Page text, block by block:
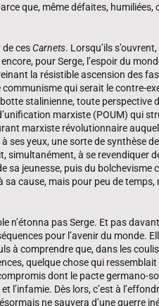
que, même défaites, humiliées,
de cesCarnets. Lorsqu’ils
pour Serge, l’espoir du
la résistible ascension des
qui serait le contre-
stalinienne, toute perspective
marxiste (POUM) qui
marxiste révolutionnaire
ses yeux, une sorte de synthèse
simultanément, à se revendiquer
sa jeunesse, puis du bolchevisme
cause, mais pour peu de temps,
n’étonna pas Serge. Et pas
pour l’avenir du monde.
à comprendre que, dans les
quelque chose qui
dont le pacte germano-
l’infamie. Dès lors, c’est à
ne sauvera d’une guerre